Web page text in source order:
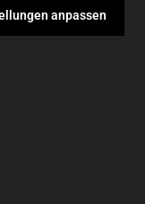
anpassen